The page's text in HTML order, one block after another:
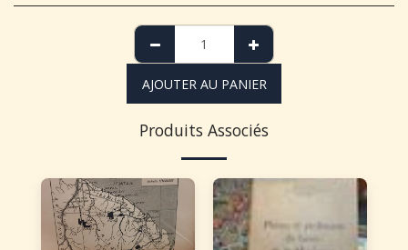
AJOUTER AU PANIER
Produits Associés